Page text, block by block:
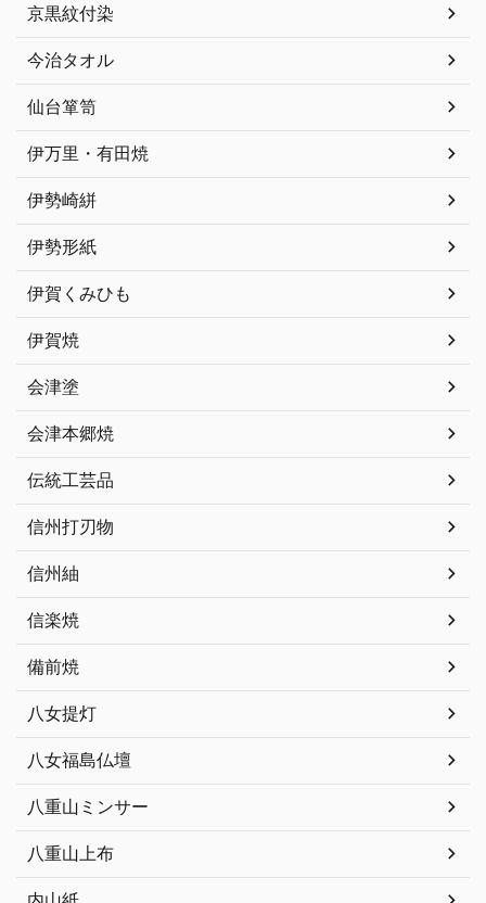
京黒紋付染
今治タオル
仙台箪笥
伊万里・有田焼
伊勢崎絣
伊勢形紙
伊賀くみひも
伊賀焼
会津塗
会津本郷焼
伝統工芸品
信州打刃物
信州紬
信楽焼
備前焼
八女提灯
八女福島仏壇
八重山ミンサー
八重山上布